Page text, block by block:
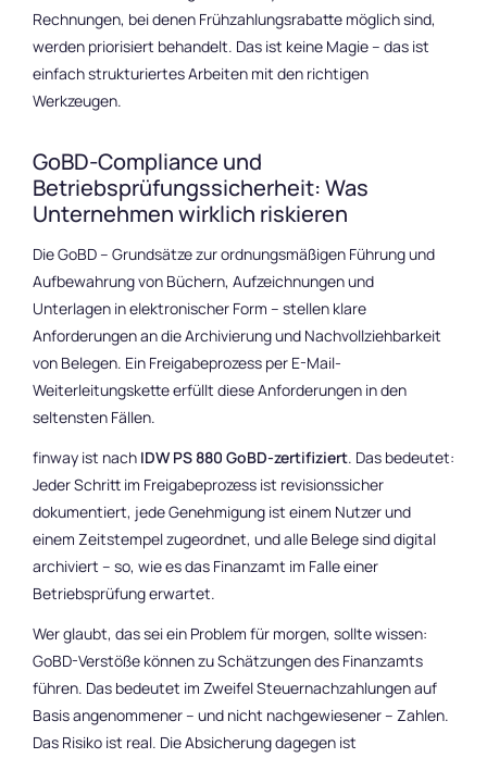
Rechnungen, bei denen Frühzahlungsrabatte möglich sind,
werden priorisiert behandelt. Das ist keine Magie – das ist
einfach strukturiertes Arbeiten mit den richtigen
Werkzeugen.
GoBD-Compliance und
Betriebsprüfungssicherheit: Was
Unternehmen wirklich riskieren
Die GoBD – Grundsätze zur ordnungsmäßigen Führung und
Aufbewahrung von Büchern, Aufzeichnungen und
Unterlagen in elektronischer Form – stellen klare
Anforderungen an die Archivierung und Nachvollziehbarkeit
von Belegen. Ein Freigabeprozess per E-Mail-
Weiterleitungskette erfüllt diese Anforderungen in den
seltensten Fällen.
finway ist nach IDW PS 880 GoBD-zertifiziert. Das bedeutet:
Jeder Schritt im Freigabeprozess ist revisionssicher
dokumentiert, jede Genehmigung ist einem Nutzer und
einem Zeitstempel zugeordnet, und alle Belege sind digital
archiviert – so, wie es das Finanzamt im Falle einer
Betriebsprüfung erwartet.
Wer glaubt, das sei ein Problem für morgen, sollte wissen:
GoBD-Verstöße können zu Schätzungen des Finanzamts
führen. Das bedeutet im Zweifel Steuernachzahlungen auf
Basis angenommener – und nicht nachgewiesener – Zahlen.
Das Risiko ist real. Die Absicherung dagegen ist